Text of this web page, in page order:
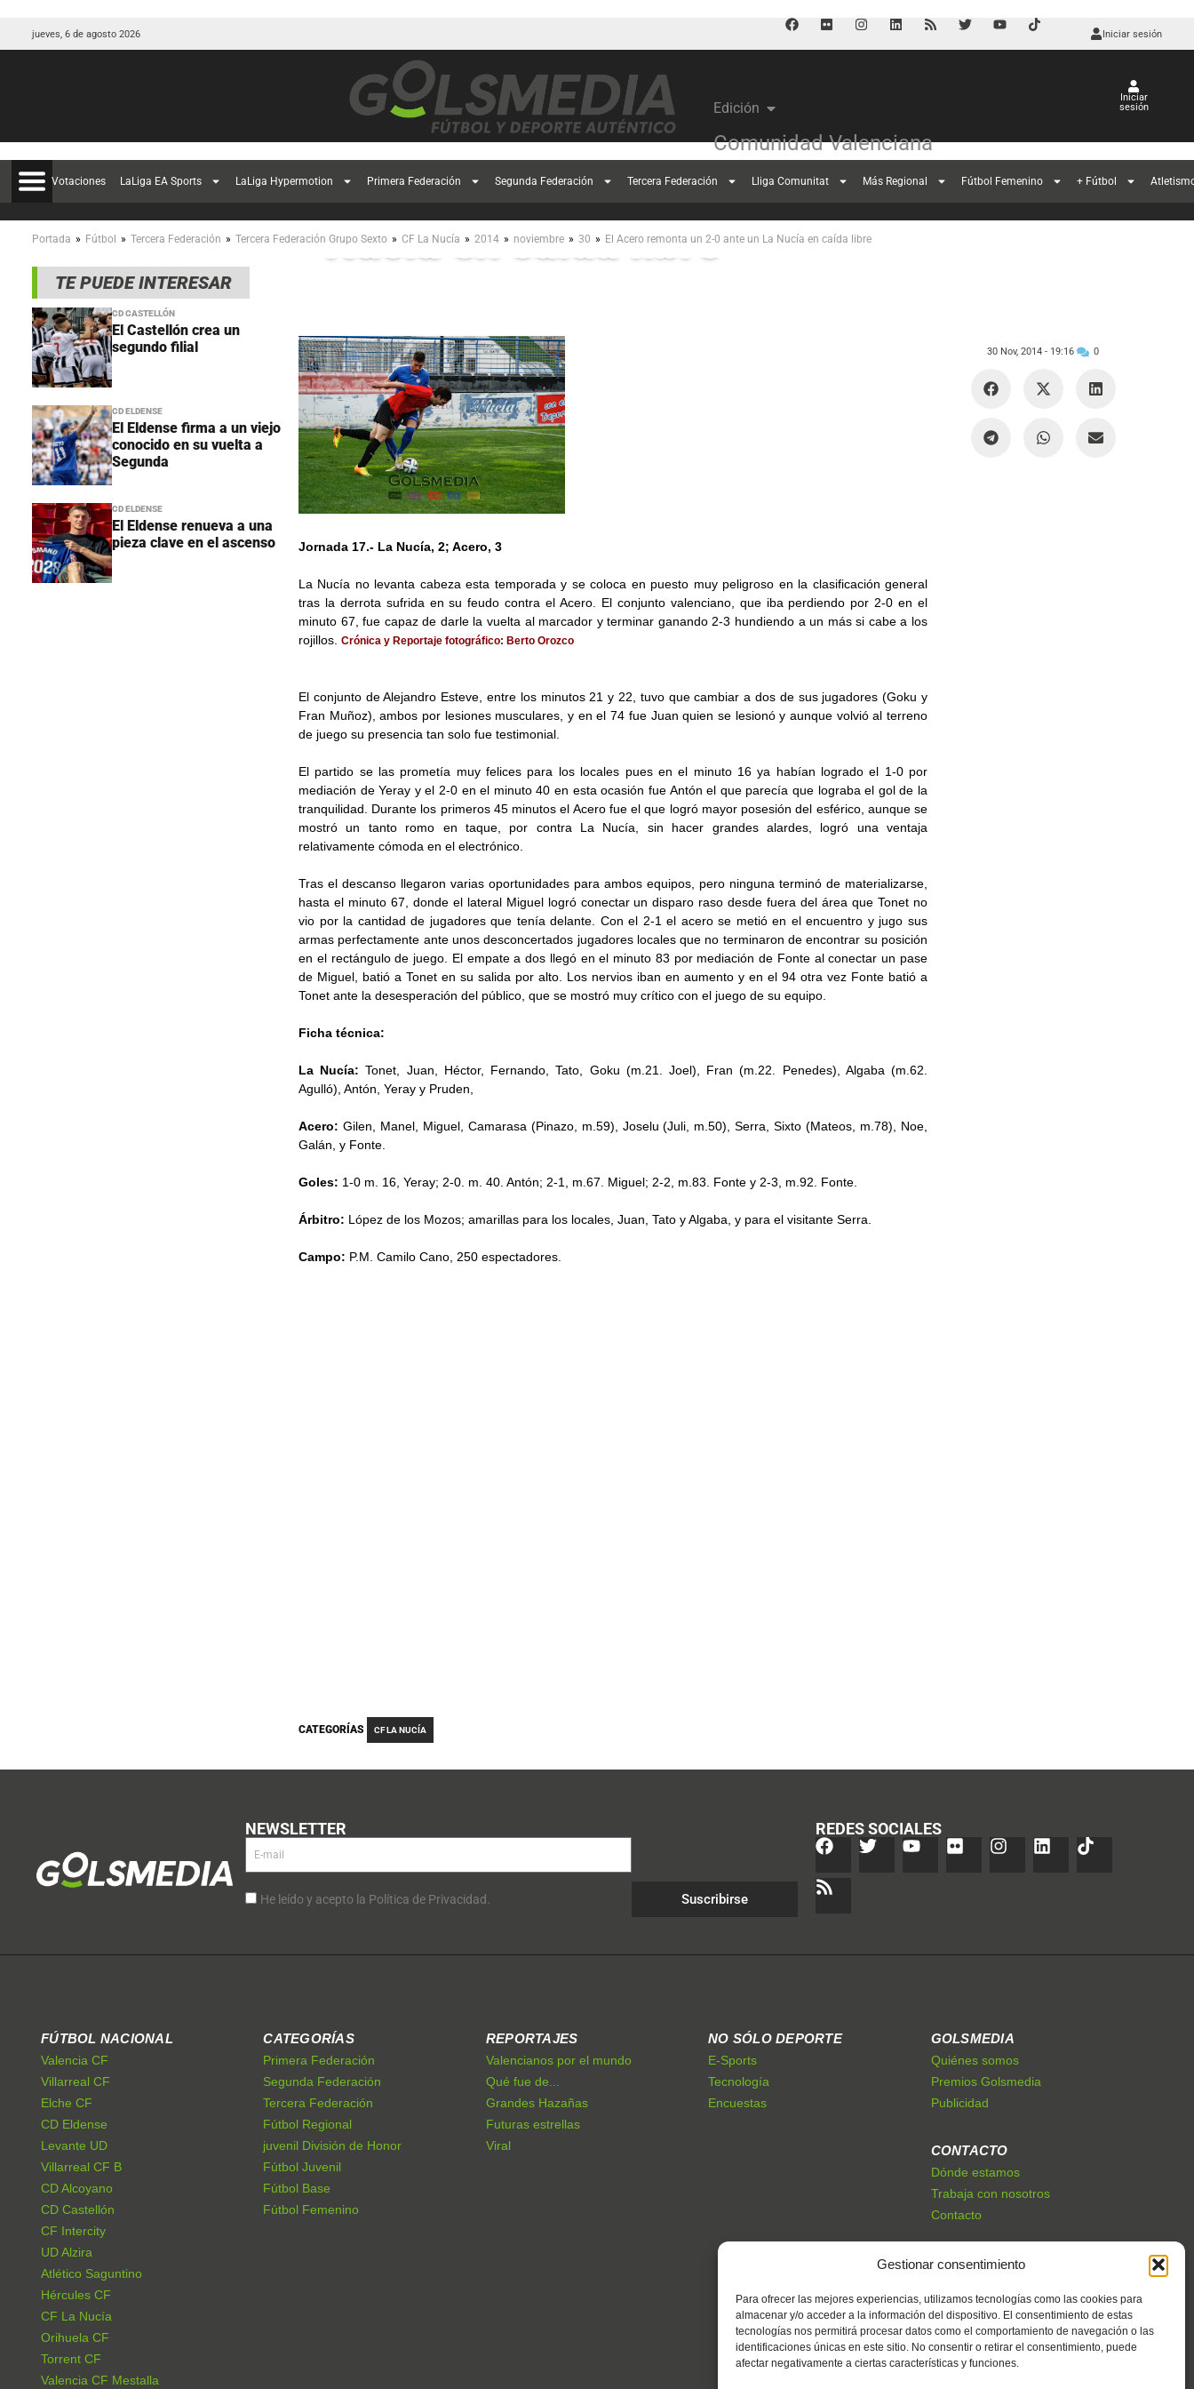
Gestionar consentimiento
Para ofrecer las mejores experiencias, utilizamos tecnologías como las cookies para
almacenar y/o acceder a la información del dispositivo. El consentimiento de estas
tecnologías nos permitirá procesar datos como el comportamiento de navegación o las
identificaciones únicas en este sitio. No consentir o retirar el consentimiento, puede
afectar negativamente a ciertas características y funciones.
jueves, 6 de agosto 2026 Iniciar sesión
Edición
Comunidad Valenciana
Iniciar
sesión
Votaciones LaLiga EA Sports LaLiga Hypermotion Primera Federación Segunda Federación Tercera Federación Lliga Comunitat Más Regional Fútbol Femenino + Fútbol
Portada » Fútbol » Tercera Federación » Tercera Federación Grupo Sexto » CF La Nucía » 2014 » noviembre » 30 » El Acero remonta un 2-0 ante un La Nucía en caída libre
TE PUEDE INTERESAR
CD CASTELLÓN
El Castellón crea un
segundo filial
CD ELDENSE
El Eldense firma a un viejo
conocido en su vuelta a
Segunda
CD ELDENSE
El Eldense renueva a una
pieza clave en el ascenso
El Acero remonta un 2-0 ante un La
Nucía en caída libre
Jornada 17.- La Nucía, 2; Acero, 3
La Nucía no levanta cabeza esta temporada y se coloca en puesto muy peligroso en la clasificación general
tras la derrota sufrida en su feudo contra el Acero. El conjunto valenciano, que iba perdiendo por 2-0 en el
minuto 67, fue capaz de darle la vuelta al marcador y terminar ganando 2-3 hundiendo a un más si cabe a los
rojillos. Crónica y Reportaje fotográfico: Berto Orozco
El conjunto de Alejandro Esteve, entre los minutos 21 y 22, tuvo que cambiar a dos de sus jugadores (Goku y
Fran Muñoz), ambos por lesiones musculares, y en el 74 fue Juan quien se lesionó y aunque volvió al terreno
de juego su presencia tan solo fue testimonial.
El partido se las prometía muy felices para los locales pues en el minuto 16 ya habían logrado el 1-0 por
mediación de Yeray y el 2-0 en el minuto 40 en esta ocasión fue Antón el que parecía que lograba el gol de la
tranquilidad. Durante los primeros 45 minutos el Acero fue el que logró mayor posesión del esférico, aunque se
mostró un tanto romo en taque, por contra La Nucía, sin hacer grandes alardes, logró una ventaja
relativamente cómoda en el electrónico.
Tras el descanso llegaron varias oportunidades para ambos equipos, pero ninguna terminó de materializarse,
hasta el minuto 67, donde el lateral Miguel logró conectar un disparo raso desde fuera del área que Tonet no
vio por la cantidad de jugadores que tenía delante. Con el 2-1 el acero se metió en el encuentro y jugo sus
armas perfectamente ante unos desconcertados jugadores locales que no terminaron de encontrar su posición
en el rectángulo de juego. El empate a dos llegó en el minuto 83 por mediación de Fonte al conectar un pase
de Miguel, batió a Tonet en su salida por alto. Los nervios iban en aumento y en el 94 otra vez Fonte batió a
Tonet ante la desesperación del público, que se mostró muy crítico con el juego de su equipo.
Ficha técnica:
La Nucía:Tonet, Juan, Héctor, Fernando, Tato, Goku (m.21. Joel), Fran (m.22. Penedes), Algaba (m.62.
Agulló), Antón, Yeray y Pruden,
Acero: Gilen, Manel, Miguel, Camarasa (Pinazo, m.59), Joselu (Juli, m.50), Serra, Sixto (Mateos, m.78), Noe,
Galán, y Fonte.
Goles: 1-0 m. 16, Yeray; 2-0. m. 40. Antón; 2-1, m.67. Miguel; 2-2, m.83. Fonte y 2-3, m.92. Fonte.
Árbitro: López de los Mozos; amarillas para los locales, Juan, Tato y Algaba, y para el visitante Serra.
Campo: P.M. Camilo Cano, 250 espectadores.
30 Nov, 2014 - 19:16 0
CATEGORÍAS CF LA NUCÍA
NEWSLETTER
He leído y acepto la Política de Privacidad. Suscribirse
REDES SOCIALES
FÚTBOL NACIONAL
Valencia CF
Villarreal CF
Elche CF
CD Eldense
Levante UD
Villarreal CF B
CD Alcoyano
CD Castellón
CF Intercity
UD Alzira
Atlético Saguntino
Hércules CF
CF La Nucía
Orihuela CF
Torrent CF
Valencia CF Mestalla
CATEGORÍAS
Primera Federación
Segunda Federación
Tercera Federación
Fútbol Regional
juvenil División de Honor
Fútbol Juvenil
Fútbol Base
Fútbol Femenino
REPORTAJES
Valencianos por el mundo
Qué fue de...
Grandes Hazañas
Futuras estrellas
Viral
NO SÓLO DEPORTE
E-Sports
Tecnología
Encuestas
GOLSMEDIA
Quiénes somos
Premios Golsmedia
Publicidad
CONTACTO
Dónde estamos
Trabaja con nosotros
Contacto